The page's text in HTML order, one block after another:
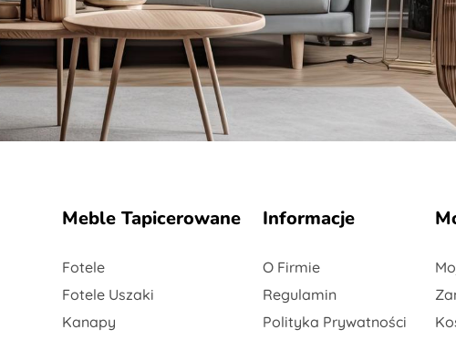
Meble Tapicerowane
Fotele
Fotele Uszaki
Kanapy
Informacje
O Firmie
Regulamin
Polityka Prywatności